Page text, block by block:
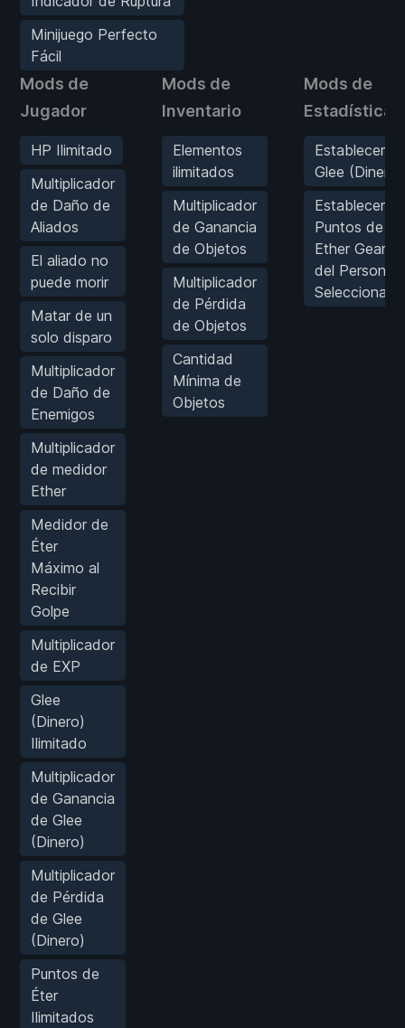
Minijuego Perfecto
Fácil
Mods de
Jugador
HP Ilimitado
Multiplicador
de Daño de
Aliados
El aliado no
puede morir
Matar de un
solo disparo
Multiplicador
de Daño de
Enemigos
Multiplicador
de medidor
Ether
Medidor de
Éter
Máximo al
Recibir
Golpe
Multiplicador
de EXP
Glee
(Dinero)
Ilimitado
Multiplicador
de Ganancia
de Glee
(Dinero)
Multiplicador
de Pérdida
de Glee
(Dinero)
Puntos de
Éter
Ilimitados
Mods de
Inventario
Elementos
ilimitados
Multiplicador
de Ganancia
de Objetos
Multiplicador
de Pérdida
de Objetos
Cantidad
Mínima de
Objetos
Mods de
Estadísticas
Establecer
Glee (Dinero)
Establecer
Puntos de
Ether Gear
del Personaje
Seleccionado